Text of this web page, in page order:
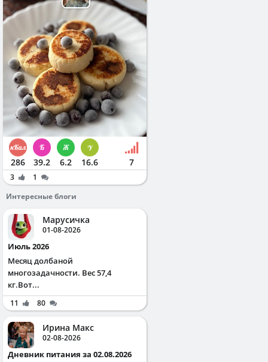
286 39.2 6.2 16.6 7
3
1
Интересные блоги
Марусичка
01-08-2026
Июль 2026
Месяц долбаной
многозадачности. Вес 57,4
кг.Вот...
11 80
Ирина Макс
02-08-2026
Дневник питания за 02.08.2026